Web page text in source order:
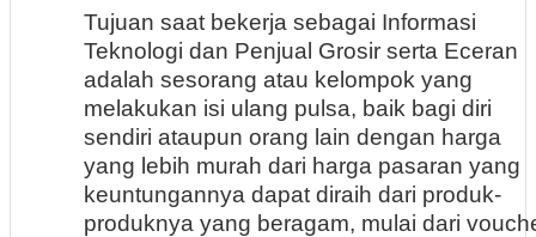
Tujuan saat bekerja sebagai Informasi
Teknologi dan Penjual Grosir serta Eceran
adalah sesorang atau kelompok yang
melakukan isi ulang pulsa, baik bagi diri
sendiri ataupun orang lain dengan harga
yang lebih murah dari harga pasaran yang
keuntungannya dapat diraih dari produk-
produknya yang beragam, mulai dari